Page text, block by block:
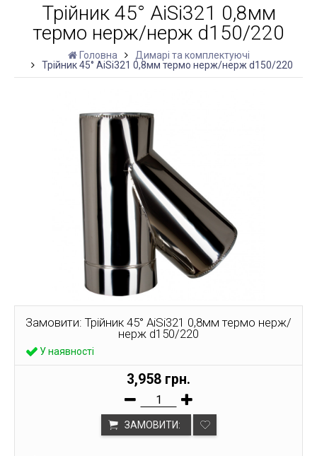
Трійник 45° AiSi321 0,8мм
термо нерж/нерж d150/220
Головна
Димарі та комплектуючі
Трійник 45° AiSi321 0,8мм термо нерж/нерж d150/220
Замовити: Трійник 45° AiSi321 0,8мм термо нерж/
нерж d150/220
У наявності
3,958 грн.
ЗАМОВИТИ: